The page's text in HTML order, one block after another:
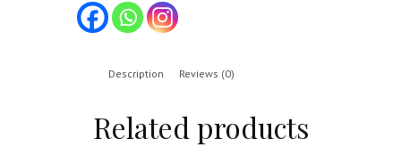
Description Reviews (0)
Related products